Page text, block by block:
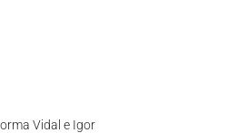
Vidal e Igor